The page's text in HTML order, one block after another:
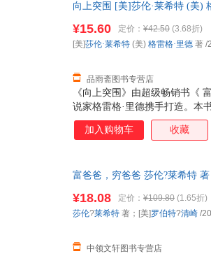
爸”截然不同的金钱观和财富观
向上突围 [美]莎伦·莱希特 (美)
《向上突围》由超级畅销书《
说家格雷格·里德携手打造。本
多千万富翁成功的故事，这些
变得更自信、更专注、更有活
¥15.60 定价： ¥42.50 (3.68折)
品雨斋图书专营店
[美]莎伦·莱希特 (美) 格雷格·里德 著 /
加入购物车 收藏
富爸爸，穷爸爸 莎伦?莱希特
¥18.08 定价： ¥109.80 (1.65折)
中领文轩图书专营店
莎伦?莱希特 著；[美]罗伯特?清崎 /